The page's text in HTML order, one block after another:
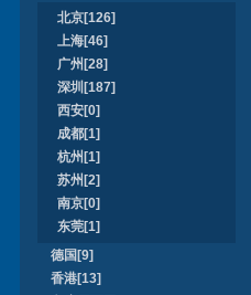
北京[126]
上海[46]
广州[28]
深圳[187]
西安[0]
成都[1]
杭州[1]
苏州[2]
南京[0]
东莞[1]
德国[9]
香港[13]